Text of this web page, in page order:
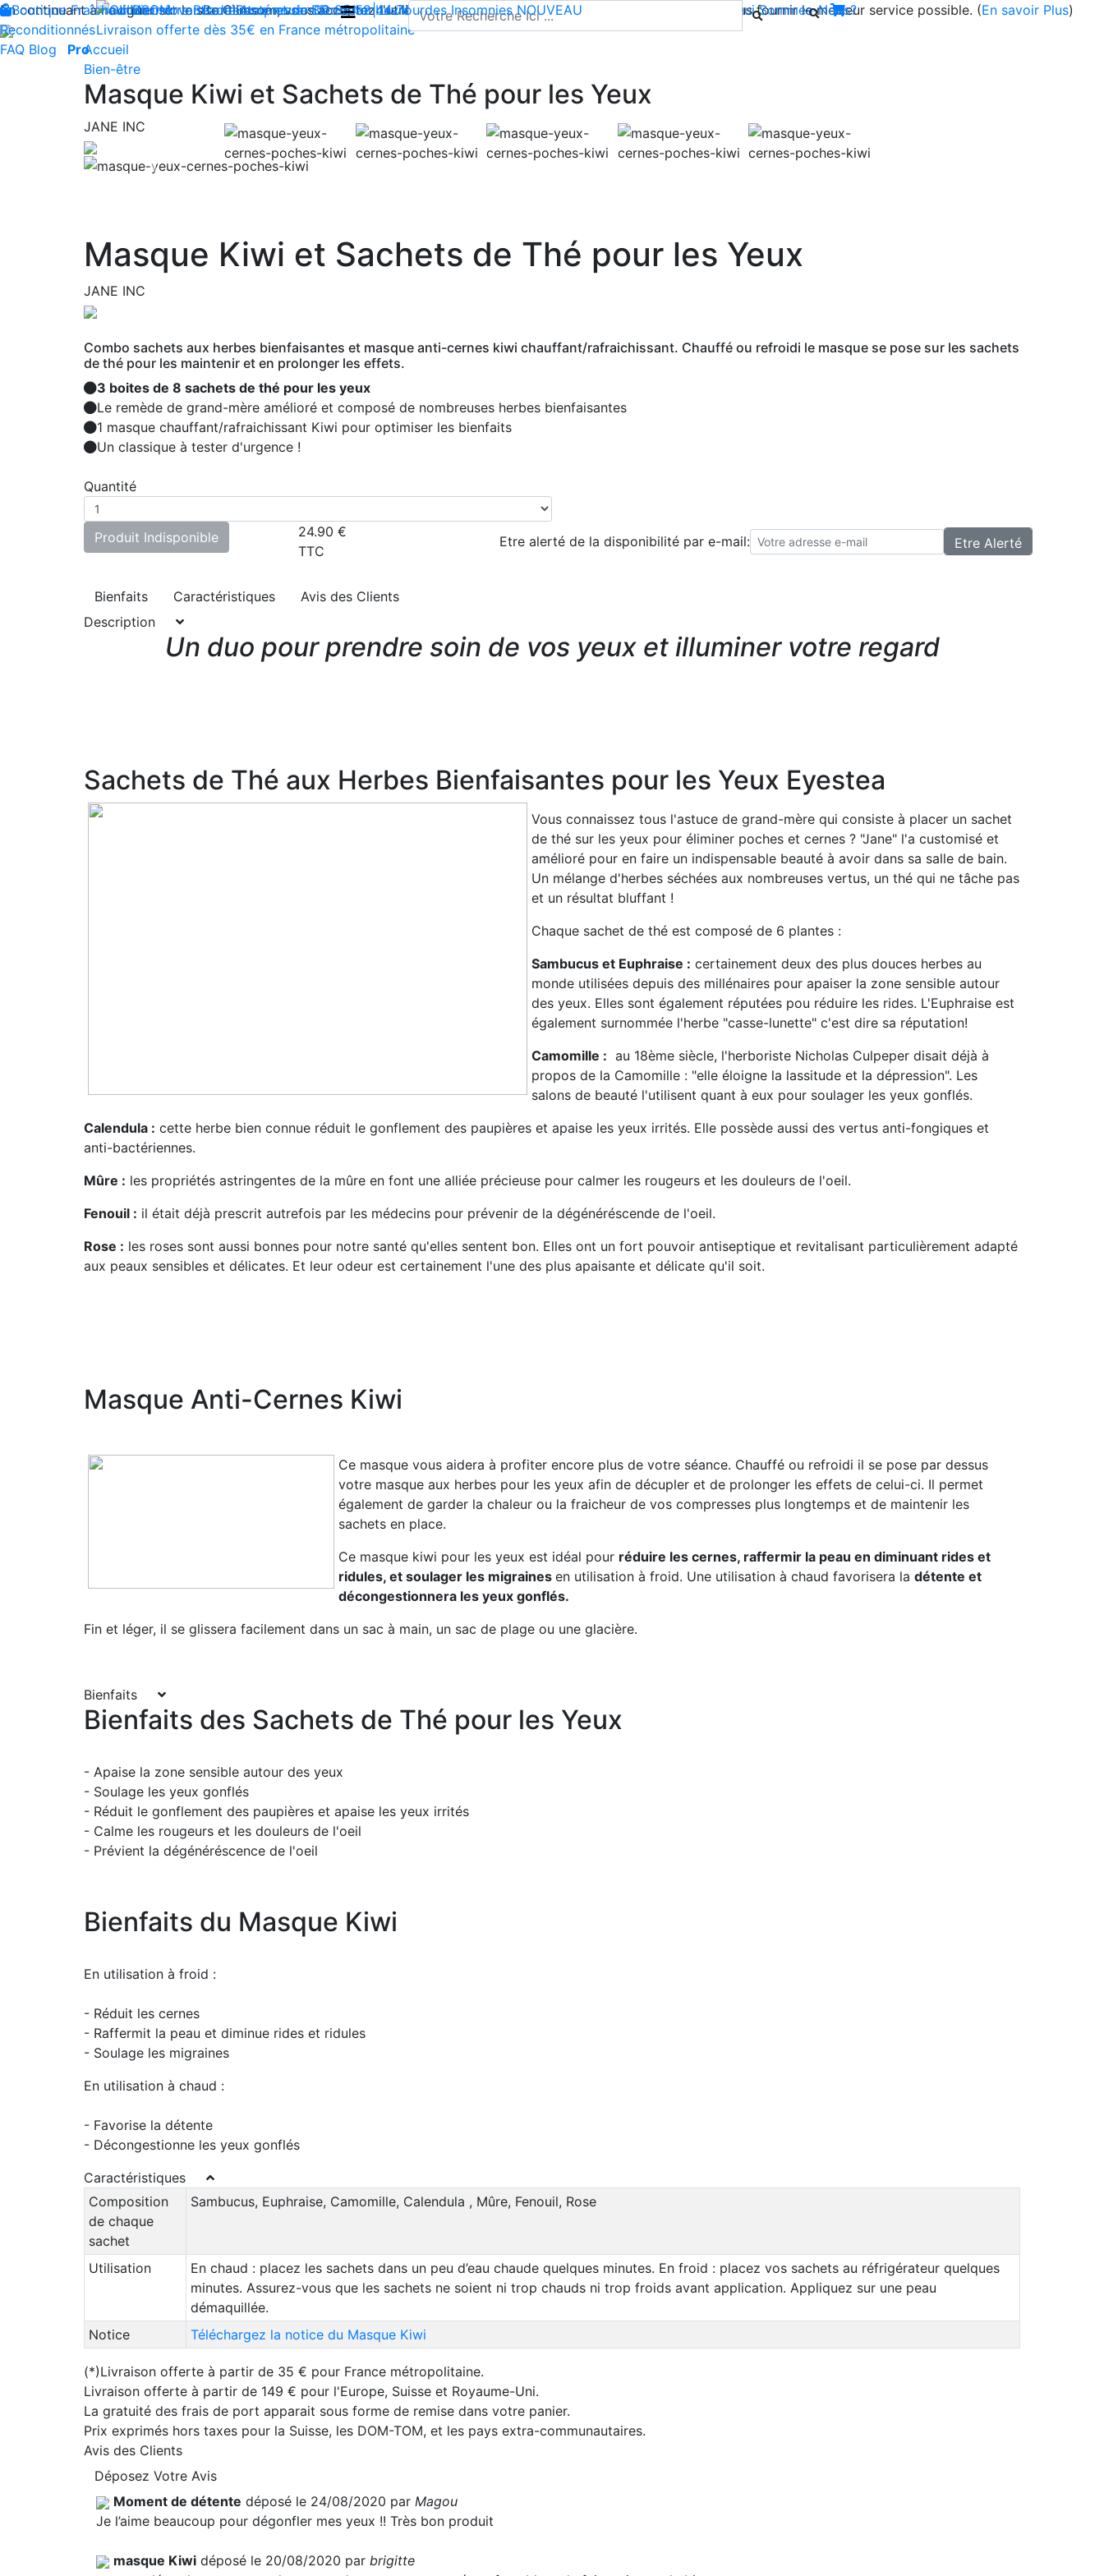
En continuant à naviguer sur le site Climsom, vous acceptez l'utilisation de cookies pour enregistrer votre panier et vous fournir le meilleur service possible. (En savoir Plus)
Produits innovants de Santé et de Bien-être | Livraison offerte dès 35€ en France métropolitaine
Livraison offerte dès 35€ en France métropolitaine
Contactez-nous : 02 85 52 44 74 -contact@climsom.com Qui Sommes-Nous?
Boutique Fraîcheur Bien-être Beauté Acupression Dos Jambes lourdes Insomnies NOUVEAU
Reconditionnés
FAQ Blog ProAccueil
Bien-être
Masque Kiwi et Sachets de Thé pour les Yeux
JANE INC
Previous
Masque Kiwi et Sachets de Thé pour les Yeux
JANE INC
Combo sachets aux herbes bienfaisantes et masque anti-cernes kiwi chauffant/rafraichissant. Chauffé ou refroidi le masque se pose sur les sachets
de thé pour les maintenir et en prolonger les effets.
3 boites de 8 sachets de thé pour les yeux
Le remède de grand-mère amélioré et composé de nombreuses herbes bienfaisantes
1 masque chauffant/rafraichissant Kiwi pour optimiser les bienfaits
Un classique à tester d'urgence !
Quantité
Produit Indisponible 24.90 €
TTC
Etre alerté de la disponibilité par e-mail:
Bienfaits Caractéristiques
Avis des Clients
Description
Un duo pour prendre soin de vos yeux et illuminer votre regard
Sachets de Thé aux Herbes Bienfaisantes pour les Yeux Eyestea
Vous connaissez tous l'astuce de grand-mère qui consiste à placer un sachet
de thé sur les yeux pour éliminer poches et cernes ? "Jane" l'a customisé et
amélioré pour en faire un indispensable beauté à avoir dans sa salle de bain.
Un mélange d'herbes séchées aux nombreuses vertus, un thé qui ne tâche pas
et un résultat bluffant !
Chaque sachet de thé est composé de 6 plantes :
Sambucus et Euphraise : certainement deux des plus douces herbes au
monde utilisées depuis des millénaires pour apaiser la zone sensible autour
des yeux. Elles sont également réputées pou réduire les rides. L'Euphraise est
également surnommée l'herbe "casse-lunette" c'est dire sa réputation!
Camomille : au 18ème siècle, l'herboriste Nicholas Culpeper disait déjà à
propos de la Camomille : "elle éloigne la lassitude et la dépression". Les
salons de beauté l'utilisent quant à eux pour soulager les yeux gonflés.
Calendula : cette herbe bien connue réduit le gonflement des paupières et apaise les yeux irrités. Elle possède aussi des vertus anti-fongiques et
anti-bactériennes.
Mûre : les propriétés astringentes de la mûre en font une alliée précieuse pour calmer les rougeurs et les douleurs de l'oeil.
Fenouil : il était déjà prescrit autrefois par les médecins pour prévenir de la dégénéréscende de l'oeil.
Rose : les roses sont aussi bonnes pour notre santé qu'elles sentent bon. Elles ont un fort pouvoir antiseptique et revitalisant particulièrement adapté
aux peaux sensibles et délicates. Et leur odeur est certainement l'une des plus apaisante et délicate qu'il soit.
Masque Anti-Cernes Kiwi
Ce masque vous aidera à profiter encore plus de votre séance. Chauffé ou refroidi il se pose par dessus
votre masque aux herbes pour les yeux afin de décupler et de prolonger les effets de celui-ci. Il permet
également de garder la chaleur ou la fraicheur de vos compresses plus longtemps et de maintenir les
sachets en place.
Ce masque kiwi pour les yeux est idéal pour réduire les cernes, raffermir la peau en diminuant rides et
ridules, et soulager les migraines en utilisation à froid. Une utilisation à chaud favorisera la détente et
décongestionnera les yeux gonflés.
Fin et léger, il se glissera facilement dans un sac à main, un sac de plage ou une glacière.
Bienfaits
Bienfaits des Sachets de Thé pour les Yeux
- Apaise la zone sensible autour des yeux
- Soulage les yeux gonflés
- Réduit le gonflement des paupières et apaise les yeux irrités
- Calme les rougeurs et les douleurs de l'oeil
- Prévient la dégénéréscence de l'oeil
Bienfaits du Masque Kiwi
En utilisation à froid :
- Réduit les cernes
- Raffermit la peau et diminue rides et ridules
- Soulage les migraines
En utilisation à chaud :
- Favorise la détente
- Décongestionne les yeux gonflés
Caractéristiques
Composition
de chaque
sachet
Sambucus, Euphraise, Camomille, Calendula , Mûre, Fenouil, Rose
Utilisation
En chaud : placez les sachets dans un peu d’eau chaude quelques minutes. En froid : placez vos sachets au réfrigérateur quelques
minutes. Assurez-vous que les sachets ne soient ni trop chauds ni trop froids avant application. Appliquez sur une peau
démaquillée.
Notice
Téléchargez la notice du Masque Kiwi
(*)Livraison offerte à partir de 35 € pour France métropolitaine.
Livraison offerte à partir de 149 € pour l'Europe, Suisse et Royaume-Uni.
La gratuité des frais de port apparait sous forme de remise dans votre panier.
Prix exprimés hors taxes pour la Suisse, les DOM-TOM, et les pays extra-communautaires.
Avis des Clients
Déposez Votre Avis
Moment de détente déposé le 24/08/2020 par Magou
Je l’aime beaucoup pour dégonfler mes yeux !! Très bon produit
masque Kiwi déposé le 20/08/2020 par brigitte